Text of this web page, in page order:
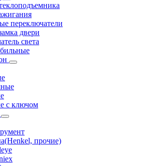
переключатели
двери
света
с ключом
прочие)